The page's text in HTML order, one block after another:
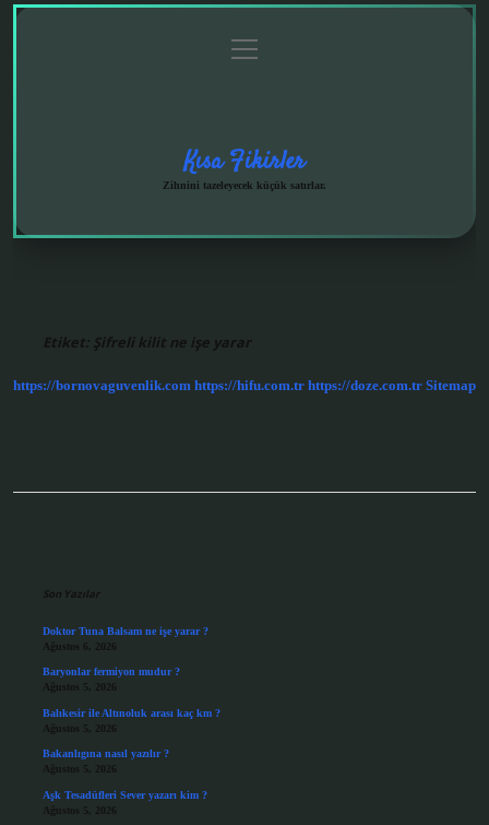
menüyü
aç
Kısa Fikirler
Zihnini tazeleyecek küçük satırlar.
Etiket: Şifreli kilit ne işe yarar
https://bornovaguvenlik.com https://hifu.com.tr https://doze.com.tr Sitemap
Son Yazılar
Doktor Tuna Balsam ne işe yarar ?
Ağustos 6, 2026
Baryonlar fermiyon mudur ?
Ağustos 5, 2026
Balıkesir ile Altınoluk arası kaç km ?
Ağustos 5, 2026
Bakanlıgına nasıl yazılır ?
Ağustos 5, 2026
Aşk Tesadüfleri Sever yazarı kim ?
Ağustos 5, 2026